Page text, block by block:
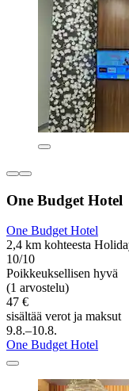
One Budget Hotel
One Budget Hotel
2,4 km kohteesta
10/10
Poikkeuksellisen hyvä
(1 arvostelu)
47 €
sisältää verot ja maksut
9.8.–10.8.
One Budget Hotel